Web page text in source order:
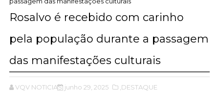
Rosalvo é recebido com carinho
pela população durante a passagem
das manifestações culturais
VQV NOTICIAS junho 29, 2025 ,DESTAQUE